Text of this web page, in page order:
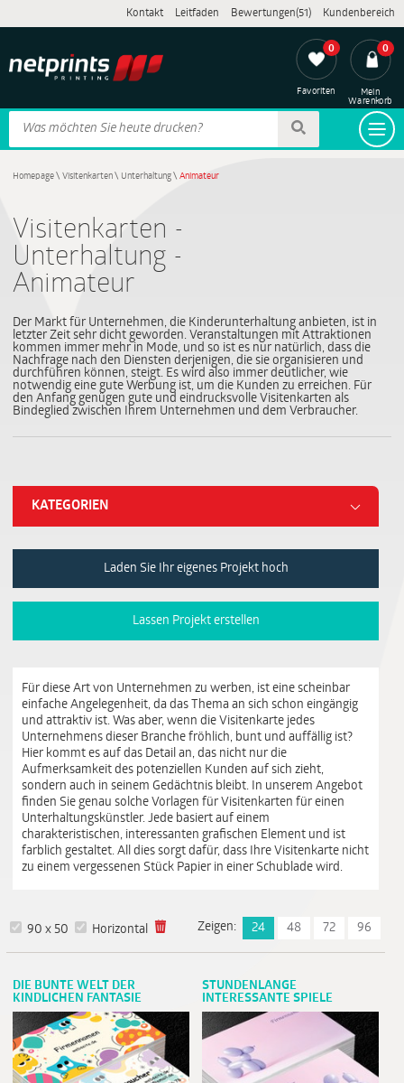
Kontakt Leitfaden Bewertungen(51) Kundenbereich
0
Favoriten
0
Mein
Warenkorb
Homepage\ Visitenkarten\ Unterhaltung\ Animateur
Visitenkarten -
Unterhaltung -
Animateur
Der Markt für Unternehmen, die Kinderunterhaltung anbieten, ist in
letzter Zeit sehr dicht geworden. Veranstaltungen mit Attraktionen
kommen immer mehr in Mode, und so ist es nur natürlich, dass die
Nachfrage nach den Diensten derjenigen, die sie organisieren und
durchführen können, steigt. Es wird also immer deutlicher, wie
notwendig eine gute Werbung ist, um die Kunden zu erreichen. Für
den Anfang genügen gute und eindrucksvolle Visitenkarten als
Bindeglied zwischen Ihrem Unternehmen und dem Verbraucher.
KATEGORIEN
Laden Sie Ihr eigenes Projekt hoch
Lassen Projekt erstellen
Für diese Art von Unternehmen zu werben, ist eine scheinbar
einfache Angelegenheit, da das Thema an sich schon eingängig
und attraktiv ist. Was aber, wenn die Visitenkarte jedes
Unternehmens dieser Branche fröhlich, bunt und auffällig ist?
Hier kommt es auf das Detail an, das nicht nur die
Aufmerksamkeit des potenziellen Kunden auf sich zieht,
sondern auch in seinem Gedächtnis bleibt. In unserem Angebot
finden Sie genau solche Vorlagen für Visitenkarten für einen
Unterhaltungskünstler. Jede basiert auf einem
charakteristischen, interessanten grafischen Element und ist
farblich gestaltet. All dies sorgt dafür, dass Ihre Visitenkarte nicht
zu einem vergessenen Stück Papier in einer Schublade wird.
90 x 50 Horizontal Zeigen: 24 48 72 96
DIE BUNTE WELT DER
KINDLICHEN FANTASIE
STUNDENLANGE
INTERESSANTE SPIELE